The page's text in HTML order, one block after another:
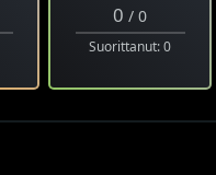
0 / 0
Suorittanut: 0